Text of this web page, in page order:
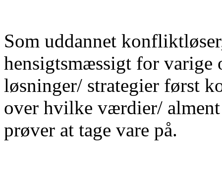
Som uddannet
hensigtsmæssigt for varige
løsninger/ strategier først
over hvilke værdier/
prøver at tage vare på.